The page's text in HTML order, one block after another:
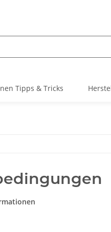
Tipps & Tricks